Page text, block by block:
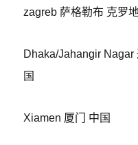
zagreb 萨格勒布 克罗
Dhaka/Jahangir Nagar
国
Xiamen 厦门 中国